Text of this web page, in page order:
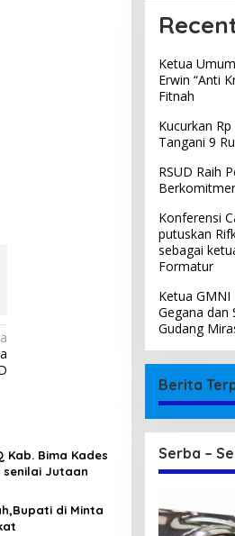
Kab. Bima Kades
senilai Jutaan
di Minta
Ketua
Erwin “Anti
Fitnah
Kucurkan
Tangani 9
RSUD Raih
Konferensi
putuskan
sebagai
Formatur
Ketua
Gegana dan
Gudang
Berita
Serba –